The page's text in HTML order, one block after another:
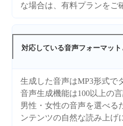
な場合は、有料プランをご
対応している音声フォーマット
生成した音声はMP3形式で
音声生成機能は100以上の
男性・女性の音声を選べる
ンテンツの自然な読み上げ